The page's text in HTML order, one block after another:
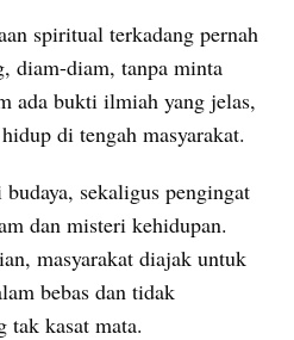
spiritual terkadang pernah
diam-diam, tanpa minta
ada bukti ilmiah yang jelas,
di tengah masyarakat.
sekaligus pengingat
dan misteri kehidupan.
masyarakat diajak untuk
bebas dan tidak
tak kasat mata.